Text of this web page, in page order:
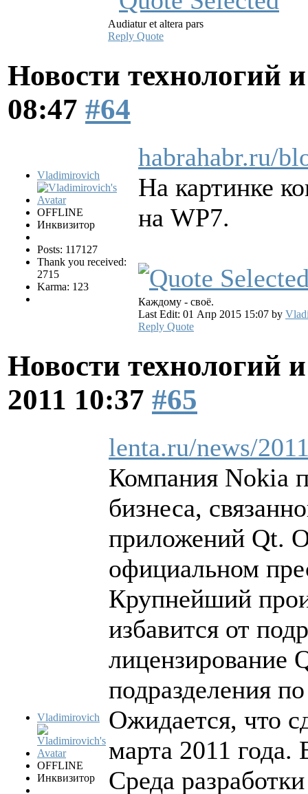
Audiatur et altera pars
Reply Quote
Новости технологий
08:47 #64
Vladimirovich
OFFLINE
Инквизитор
Posts: 117127
Thank you received:
2715
Karma: 123
habrahabr.ru/
На картинке
на WP7.
Каждому - своё.
Last Edit: 01 Апр 2015 15:07 by
Reply Quote
Новости технологий
2011 10:37 #65
Vladimirovich
OFFLINE
Инквизитор
lenta.ru/news/
Компания Nokia
бизнеса,
приложений Qt.
официальном
Крупнейший
избавится от
лицензирование
подразделения
Ожидается, что
марта 2011 года.
Среда